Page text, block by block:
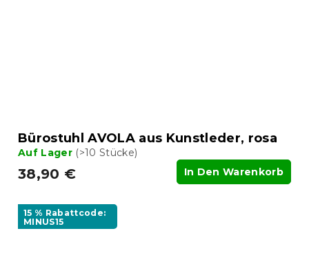
Bürostuhl AVOLA aus Kunstleder, rosa
Auf Lager (>10 Stücke)
38,90 € In Den Warenkorb
15 % Rabattcode:
MINUS15